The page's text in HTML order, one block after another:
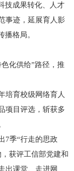
技成果转化、人才
事迹，延展育人影
播格局。
化供给”路径，推
培育校级网络育人
项目评选，斩获多
7季“行走的思政
获评工信部党建和
出课堂、走进网